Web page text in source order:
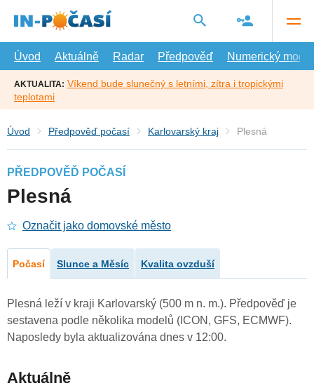
hlavní
Úvod
Aktuálně Radar Předpověď Numerický model
AKTUALITA: Víkend bude slunečný s letními, zítra i tropickými
teplotami
Úvod Předpověď počasí Karlovarský kraj Plesná
PŘEDPOVĚĎ POČASÍ
Plesná
Označit jako domovské město
Počasí Slunce a Měsíc Kvalita ovzduší
Plesná leží v kraji Karlovarský (500 m n. m.). Předpověď je
sestavena podle několika modelů (ICON, GFS, ECMWF).
Naposledy byla aktualizována dnes v 12:00.
Aktuálně